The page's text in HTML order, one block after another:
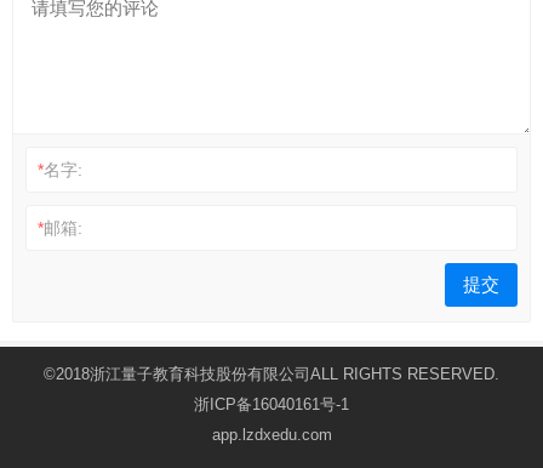
*名字:
*邮箱:
©2018浙江量子教育科技股份有限公司ALL RIGHTS RESERVED.
浙ICP备16040161号-1
app.lzdxedu.com